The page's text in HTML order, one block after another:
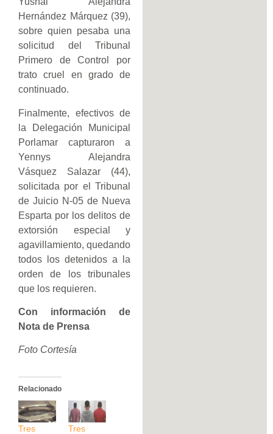
Hernández Márquez (39),
sobre quien pesaba una
solicitud del Tribunal
Primero de Control por
trato cruel en grado de
continuado.
Finalmente, efectivos de
la Delegación Municipal
Porlamar capturaron a
Yennys Alejandra
Vásquez Salazar (44),
solicitada por el Tribunal
de Juicio N-05 de Nueva
Esparta por los delitos de
extorsión especial y
agavillamiento, quedando
todos los detenidos a la
orden de los tribunales
que los requieren.
Con información de
Nota de Prensa
Foto Cortesía
Relacionado
Tres
Tres